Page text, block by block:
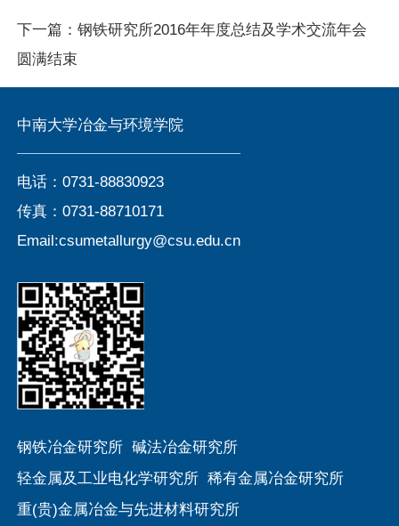
下一篇：钢铁研究所2016年年度总结及学术交流年会
圆满结束
中南大学冶金与环境学院
电话：0731-88830923
传真：0731-88710171
Email:csumetallurgy@csu.edu.cn
钢铁冶金研究所 碱法冶金研究所
轻金属及工业电化学研究所 稀有金属冶金研究所
重(贵)金属冶金与先进材料研究所